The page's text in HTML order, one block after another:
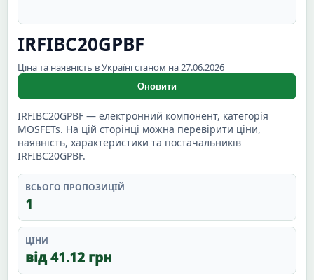
IRFIBC20GPBF
Ціна та наявність в Україні станом на 27.06.2026
Оновити
IRFIBC20GPBF — електронний компонент, категорія
MOSFETs. На цій сторінці можна перевірити ціни,
наявність, характеристики та постачальників
IRFIBC20GPBF.
ВСЬОГО ПРОПОЗИЦІЙ
1
ЦІНИ
від 41.12 грн